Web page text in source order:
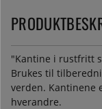
"Kantine i rustfritt
Brukes til
verden. Kantinene
hverandre.